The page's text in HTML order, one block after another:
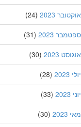
2023
(24)
2023
(31)
2023
(30)
(28)
(33)
(30)